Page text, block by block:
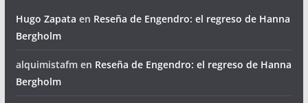
Hugo Zapata en Reseña de Engendro: el regreso de Hanna
Bergholm
alquimistafmen Reseña de Engendro: el regreso de Hanna
Bergholm